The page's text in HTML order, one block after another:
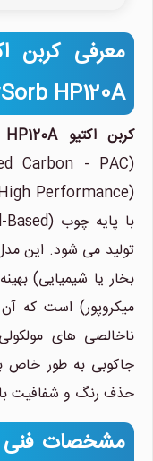
معرفی کربن
HP120A
کربن اکتیو ColorSorb HP120A
تولید می شود. این
بخار یا شیمیایی)
میکروپور) است که
جاکوبی به طور خاص
حذف رنگ و شفافیت
مشخصات فنی